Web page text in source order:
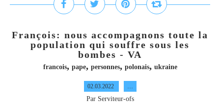
François: nous accompagnons toute la
population qui souffre sous les
bombes - VA
francois, pape, personnes, polonais, ukraine
02.03.2022 …
Par Serviteur-ofs